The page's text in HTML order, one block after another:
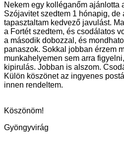
Nekem egy kolléganőm ajánlotta
Szójavitet szedtem 1 hónapig, de
tapasztaltam kedvező javulást.
a Fortét szedtem, és csodálatos
a második dobozzal, és
panaszok. Sokkal jobban érzem
munkahelyemen sem arra
kipirulás. Jobban is alszom.
Külön köszönet az ingyenes
innen rendeltem.
Köszönöm!
Gyöngyvirág